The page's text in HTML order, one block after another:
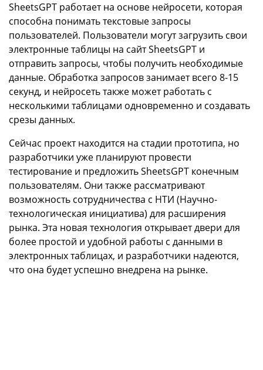
SheetsGPT работает на основе нейросети, которая
способна понимать текстовые запросы
пользователей. Пользователи могут загрузить свои
электронные таблицы на сайт SheetsGPT и
отправить запросы, чтобы получить необходимые
данные. Обработка запросов занимает всего 8-15
секунд, и нейросеть также может работать с
несколькими таблицами одновременно и создавать
срезы данных.
Сейчас проект находится на стадии прототипа, но
разработчики уже планируют провести
тестирование и предложить SheetsGPT конечным
пользователям. Они также рассматривают
возможность сотрудничества с НТИ (Научно-
технологическая инициатива) для расширения
рынка. Эта новая технология открывает двери для
более простой и удобной работы с данными в
электронных таблицах, и разработчики надеются,
что она будет успешно внедрена на рынке.